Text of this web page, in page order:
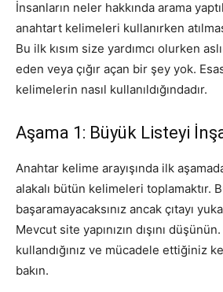
İnsanların neler hakkında arama
anahtart kelimeleri kullanırken
Bu ilk kısım size yardımcı olurken
eden veya çığır açan bir şey yok.
kelimelerin nasıl kullanıldığındadır.
Aşama 1: Büyük Listeyi
Anahtar kelime arayışında ilk
alakalı bütün kelimeleri toplamaktır.
başaramayacaksınız ancak çıtayı
Mevcut site yapınızın dışını
kullandığınız ve mücadele ettiğiniz
bakın.